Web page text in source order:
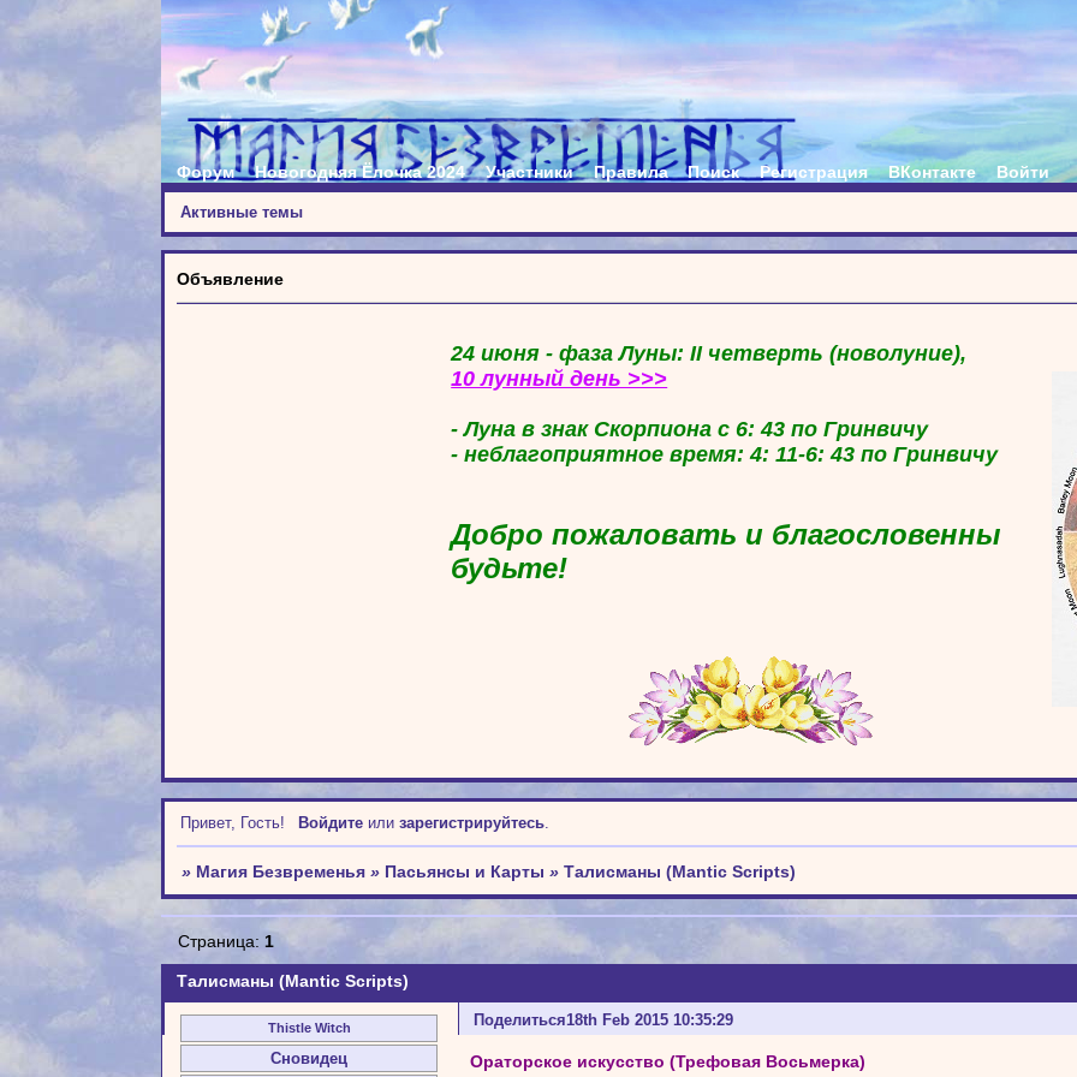
Форум Новогодняя Ёлочка 2024 Участники Правила Поиск Регистрация ВКонтакте Войти
Активные темы
Объявление
24 июня - фаза Луны: II четверть (новолуние),
10 лунный день >>>
- Луна в знак Скорпиона с 6: 43 по Гринвичу
- неблагоприятное время: 4: 11-6: 43 по Гринвичу
Добро пожаловать и благословенны
будьте!
Привет, Гость! Войдитеили зарегистрируйтесь.
» Магия Безвременья » Пасьянсы и Карты »Талисманы (Mantic Scripts)
Талисманы (Mantic Scripts)
Страница: 1
Поделиться18th Feb 2015 10:35:29
Thistle Witch
Сновидец Ораторское искусство (Трефовая Восьмерка)